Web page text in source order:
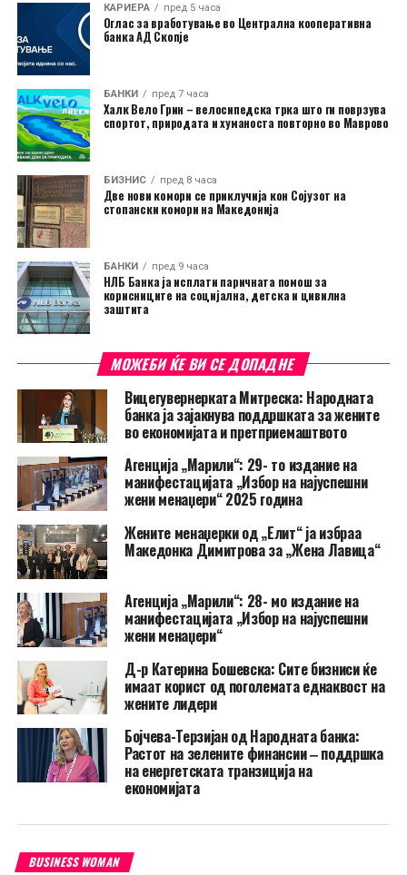
КАРИЕРА пред 5 часа
Оглас за вработување во Централна кооперативна
банка АД Скопје
БАНКИ пред 7 часа
Халк Вело Грин – велосипедска трка што ги поврзува
спортот, природата и хуманоста повторно во Маврово
БИЗНИС пред 8 часа
Две нови комори се приклучија кон Сојузот на
стопански комори на Македонија
БАНКИ пред 9 часа
НЛБ Банка ја исплати паричната помош за
корисниците на социјална, детска и цивилна
заштита
МОЖЕБИ ЌЕ ВИ СЕ ДОПАДНЕ
Вицегувернерката Митреска: Народната
банка ја зајакнува поддршката за жените
во економијата и претприемаштвото
Агенција „Марили“: 29- то издание на
манифестацијата „Избор на најуспешни
жени менаџери“ 2025 година
Жените менаџерки од „Елит“ ја избраа
Македонка Димитрова за „Жена Лавица“
Агенција „Марили“: 28- мо издание на
манифестацијата „Избор на најуспешни
жени менаџери“
Д-р Катерина Бошевска: Сите бизниси ќе
имаат корист од поголемата еднаквост на
жените лидери
Бојчева-Терзијан од Народната банка:
Растот на зелените финансии ‒ поддршка
на енергетската транзиција на
економијата
BUSINESS WOMAN